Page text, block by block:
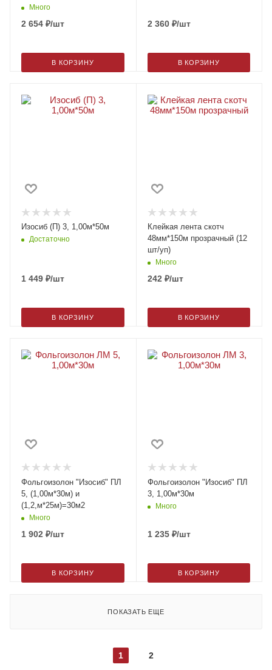
Много
2 654 ₽/шт
В КОРЗИНУ
2 360₽/шт
В КОРЗИНУ
Изосиб (П) 3, 1,00м*50м
Достаточно
1 449 ₽/шт
В КОРЗИНУ
Клейкая лента скотч
48мм*150м прозрачный (12
шт/уп)
Много
242 ₽/шт
В КОРЗИНУ
Фольгоизолон "Изосиб" ПЛ
5, (1,00м*30м) и
(1,2,м*25м)=30м2
Много
1 902 ₽/шт
В КОРЗИНУ
Фольгоизолон "Изосиб" ПЛ
3, 1,00м*30м
Много
1 235₽/шт
В КОРЗИНУ
ПОКАЗАТЬ ЕЩЕ
1 2